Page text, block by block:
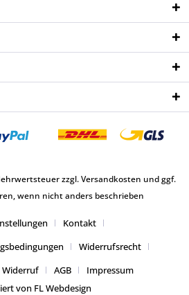
zzgl.Versandkosten und ggf.
wenn nicht anders beschrieben
Kontakt
Widerrufsrecht
Widerruf AGB
Impressum
von FL Webdesign